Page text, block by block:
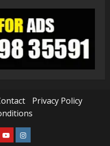
Privacy Policy